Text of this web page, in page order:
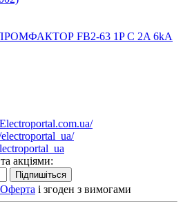
FB2-63 1P C 2A 6kA
акціями:
Підпишіться
і згоден з вимогами